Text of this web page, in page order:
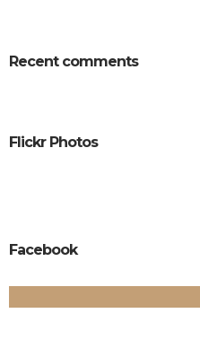
Recent comments
Flickr Photos
Facebook